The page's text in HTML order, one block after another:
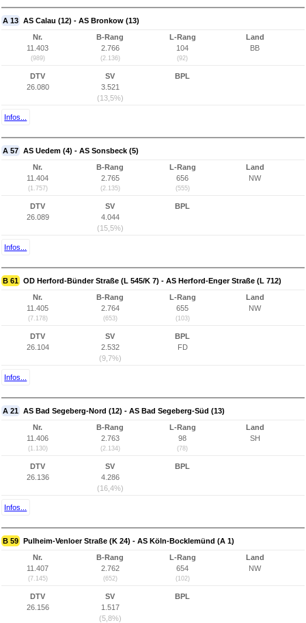
A 13 AS Calau (12) - AS Bronkow (13)
Nr.
11.403
(989)
B-Rang
2.766
(2.136)
L-Rang
104
(92)
Land
BB
DTV
26.080
SV
3.521
(13,5%)
BPL
Infos...
A 57 AS Uedem (4) - AS Sonsbeck (5)
Nr.
11.404
(1.757)
B-Rang
2.765
(2.135)
L-Rang
656
(555)
Land
NW
DTV
26.089
SV
4.044
(15,5%)
BPL
Infos...
B 61 OD Herford-Bünder Straße (L 545/K 7) - AS Herford-Enger Straße (L 712)
Nr.
11.405
(7.178)
B-Rang
2.764
(653)
L-Rang
655
(103)
Land
NW
DTV
26.104
SV
2.532
(9,7%)
BPL
FD
Infos...
A 21 AS Bad Segeberg-Nord (12) - AS Bad Segeberg-Süd (13)
Nr.
11.406
(1.130)
B-Rang
2.763
(2.134)
L-Rang
98
(78)
Land
SH
DTV
26.136
SV
4.286
(16,4%)
BPL
Infos...
B 59 Pulheim-Venloer Straße (K 24) - AS Köln-Bocklemünd (A 1)
Nr.
11.407
(7.145)
B-Rang
2.762
(652)
L-Rang
654
(102)
Land
NW
DTV
26.156
SV
1.517
(5,8%)
BPL